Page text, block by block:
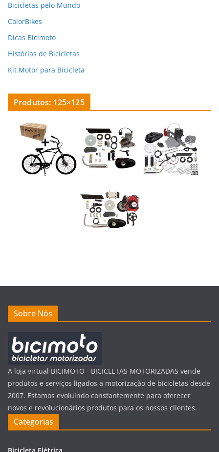
Bicicletas pelo Mundo
ColorBikes
Dicas Bicimoto
Histórias de Bicicletas
Kit Motor para Bicicleta
Produtos: 125×125
Sobre Nós
A loja virtual BICIMOTO - BICICLETAS MOTORIZADAS vende
produtos e serviços ligados a motorização de bicicletas desde
2007. Estamos evoluindo constantemente para oferecer
novos e revolucionários produtos para os nossos clientes.
Categorias